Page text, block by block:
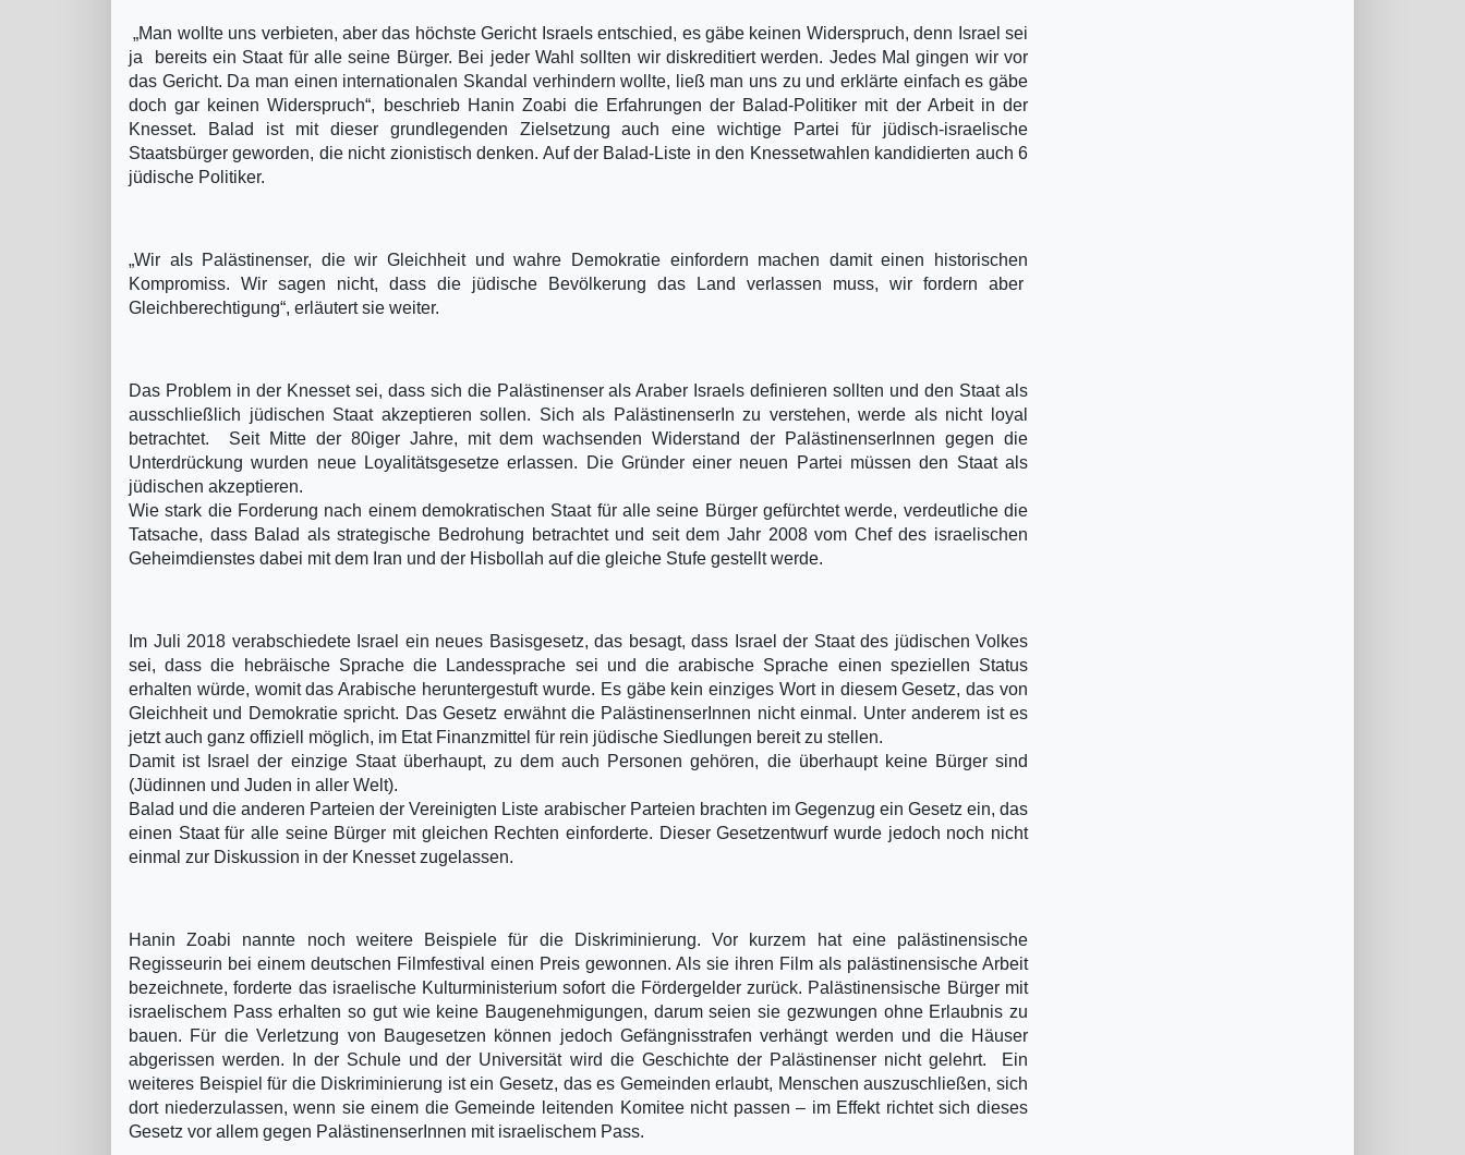
„Man wollte uns verbieten, aber das höchste Gericht Israels entschied, es gäbe keinen Widerspruch, denn Israel sei
ja bereits ein Staat für alle seine Bürger. Bei jeder Wahl sollten wir diskreditiert werden. Jedes Mal gingen wir vor
das Gericht. Da man einen internationalen Skandal verhindern wollte, ließ man uns zu und erklärte einfach es gäbe
doch gar keinen Widerspruch“, beschrieb Hanin Zoabi die Erfahrungen der Balad-Politiker mit der Arbeit in der
Knesset. Balad ist mit dieser grundlegenden Zielsetzung auch eine wichtige Partei für jüdisch-israelische
Staatsbürger geworden, die nicht zionistisch denken. Auf der Balad-Liste in den Knessetwahlen kandidierten auch 6
jüdische Politiker.
„Wir als Palästinenser, die wir Gleichheit und wahre Demokratie einfordern machen damit einen historischen
Kompromiss. Wir sagen nicht, dass die jüdische Bevölkerung das Land verlassen muss, wir fordern aber
Gleichberechtigung“, erläutert sie weiter.
Das Problem in der Knesset sei, dass sich die Palästinenser als Araber Israels definieren sollten und den Staat als
ausschließlich jüdischen Staat akzeptieren sollen. Sich als PalästinenserIn zu verstehen, werde als nicht loyal
betrachtet. Seit Mitte der 80iger Jahre, mit dem wachsenden Widerstand der PalästinenserInnen gegen die
Unterdrückung wurden neue Loyalitätsgesetze erlassen. Die Gründer einer neuen Partei müssen den Staat als
jüdischen akzeptieren.
Wie stark die Forderung nach einem demokratischen Staat für alle seine Bürger gefürchtet werde, verdeutliche die
Tatsache, dass Balad als strategische Bedrohung betrachtet und seit dem Jahr 2008 vom Chef des israelischen
Geheimdienstes dabei mit dem Iran und der Hisbollah auf die gleiche Stufe gestellt werde.
Im Juli 2018 verabschiedete Israel ein neues Basisgesetz, das besagt, dass Israel der Staat des jüdischen Volkes
sei, dass die hebräische Sprache die Landessprache sei und die arabische Sprache einen speziellen Status
erhalten würde, womit das Arabische heruntergestuft wurde. Es gäbe kein einziges Wort in diesem Gesetz, das von
Gleichheit und Demokratie spricht. Das Gesetz erwähnt die PalästinenserInnen nicht einmal. Unter anderem ist es
jetzt auch ganz offiziell möglich, im Etat Finanzmittel für rein jüdische Siedlungen bereit zu stellen.
Damit ist Israel der einzige Staat überhaupt, zu dem auch Personen gehören, die überhaupt keine Bürger sind
(Jüdinnen und Juden in aller Welt).
Balad und die anderen Parteien der Vereinigten Liste arabischer Parteien brachten im Gegenzug ein Gesetz ein, das
einen Staat für alle seine Bürger mit gleichen Rechten einforderte. Dieser Gesetzentwurf wurde jedoch noch nicht
einmal zur Diskussion in der Knesset zugelassen.
Hanin Zoabi nannte noch weitere Beispiele für die Diskriminierung. Vor kurzem hat eine palästinensische
Regisseurin bei einem deutschen Filmfestival einen Preis gewonnen. Als sie ihren Film als palästinensische Arbeit
bezeichnete, forderte das israelische Kulturministerium sofort die Fördergelder zurück. Palästinensische Bürger mit
israelischem Pass erhalten so gut wie keine Baugenehmigungen, darum seien sie gezwungen ohne Erlaubnis zu
bauen. Für die Verletzung von Baugesetzen können jedoch Gefängnisstrafen verhängt werden und die Häuser
abgerissen werden. In der Schule und der Universität wird die Geschichte der Palästinenser nicht gelehrt. Ein
weiteres Beispiel für die Diskriminierung ist ein Gesetz, das es Gemeinden erlaubt, Menschen auszuschließen, sich
dort niederzulassen, wenn sie einem die Gemeinde leitenden Komitee nicht passen – im Effekt richtet sich dieses
Gesetz vor allem gegen PalästinenserInnen mit israelischem Pass.